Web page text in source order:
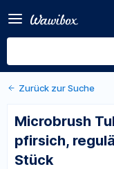
Applikatoren, pfirsich,
regulär - 2,0 mm,
Von Young Innovations
Zurück zur Suche
Microbrush
pfirsich,
Stück